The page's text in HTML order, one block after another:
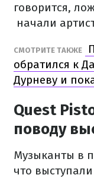
говорится,
начали
СМОТРИТЕ ТАКЖЕ
обратился к
Дурневу и
Quest
поводу
Музыканты в
что